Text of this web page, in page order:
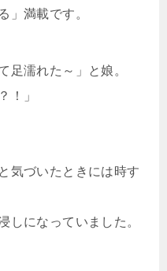
」満載です。
足濡れた～」と娘。
！」
気づいたときには時す
しになっていました。